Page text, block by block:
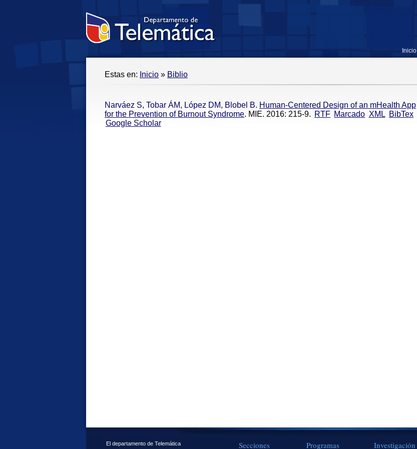
Inicio
Estas en: Inicio » Biblio
Narváez S, Tobar ÁM, López DM, Blobel B. Human-Centered Design of an mHealth App
for the Prevention of Burnout Syndrome. MIE. 2016: 215-9. RTF Marcado XML BibTex
Google Scholar
El departamento de Telemática
Secciones Programas Investigación